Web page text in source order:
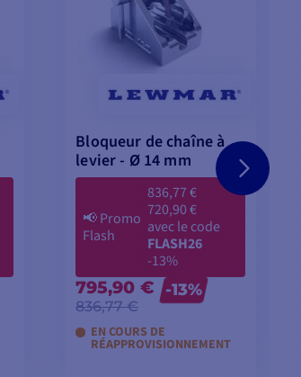
Bloqueur de chaîne à
levier - Ø 14 mm
📢Promo
Flash
836,77 €
720,90 €
avec le code
FLASH26
-13%
795,90 €
836,77 €
-13%
EN COURS DE
RÉAPPROVISIONNEMENT